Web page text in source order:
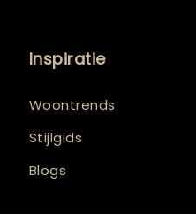
Inspiratie
Woontrends
Stijlgids
Blogs